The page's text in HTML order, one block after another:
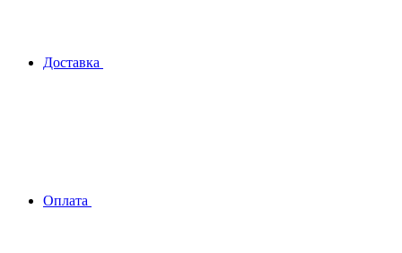
Доставка
Оплата